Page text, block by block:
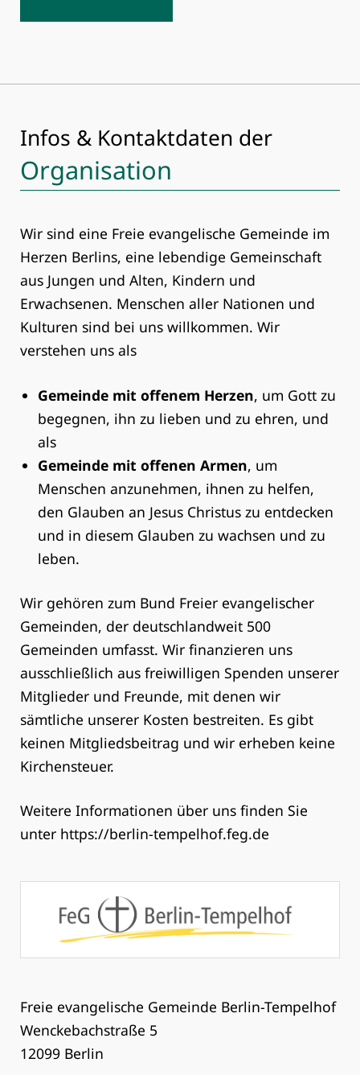
Infos & Kontaktdaten der
Organisation
Wir sind eine Freie evangelische Gemeinde im
Herzen Berlins, eine lebendige Gemeinschaft
aus Jungen und Alten, Kindern und
Erwachsenen. Menschen aller Nationen und
Kulturen sind bei uns willkommen. Wir
verstehen uns als
Gemeinde mit offenem Herzen, um Gott zu
begegnen, ihn zu lieben und zu ehren, und
als
Gemeinde mit offenen Armen, um
Menschen anzunehmen, ihnen zu helfen,
den Glauben an Jesus Christus zu entdecken
und in diesem Glauben zu wachsen und zu
leben.
Wir gehören zum Bund Freier evangelischer
Gemeinden, der deutschlandweit 500
Gemeinden umfasst. Wir finanzieren uns
ausschließlich aus freiwilligen Spenden unserer
Mitglieder und Freunde, mit denen wir
sämtliche unserer Kosten bestreiten. Es gibt
keinen Mitgliedsbeitrag und wir erheben keine
Kirchensteuer.
Weitere Informationen über uns finden Sie
unter https://berlin-tempelhof.feg.de
Freie evangelische Gemeinde Berlin-Tempelhof
Wenckebachstraße 5
12099 Berlin